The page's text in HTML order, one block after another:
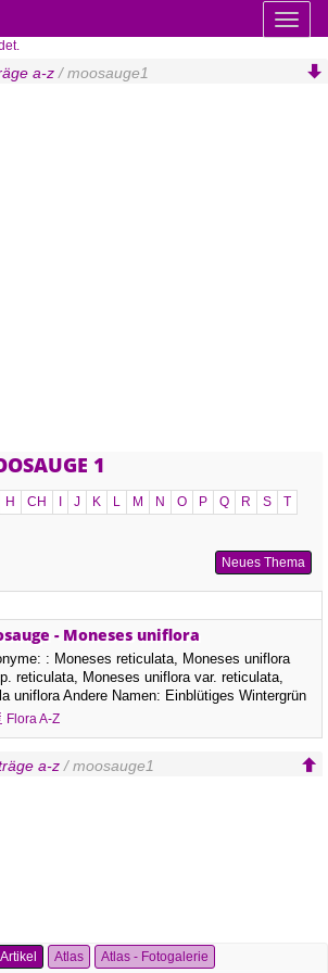
a-z / moosauge1
1
H CH J K L M N O P Q R S
T
Neues Thema
- Moneses uniflora
: Moneses reticulata, Moneses uniflora
reticulata, Moneses uniflora var. reticulata,
uniflora Andere Namen: Einblütiges Wintergrün
Heidekrautgewächse - Ericaceae Blütenfarbe:
Flora A-Z
a-z / moosauge1
Artikel Atlas Atlas - Fotogalerie